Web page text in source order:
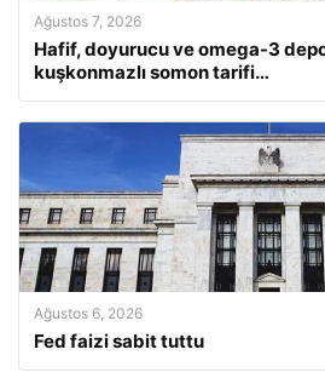
Ağustos 7, 2026
Hafif, doyurucu ve omega-3
kuşkonmazlı somon tarifi…
Ağustos 6, 2026
Fed faizi sabit tuttu